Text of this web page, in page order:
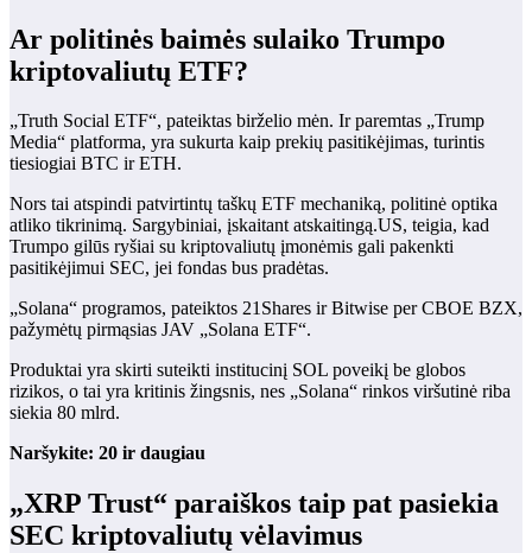
Ar politinės baimės sulaiko Trumpo
kriptovaliutų ETF?
„Truth Social ETF“, pateiktas birželio mėn. Ir paremtas „Trump
Media“ platforma, yra sukurta kaip prekių pasitikėjimas, turintis
tiesiogiai BTC ir ETH.
Nors tai atspindi patvirtintų taškų ETF mechaniką, politinė optika
atliko tikrinimą. Sargybiniai, įskaitant atskaitingą.US, teigia, kad
Trumpo gilūs ryšiai su kriptovaliutų įmonėmis gali pakenkti
pasitikėjimui SEC, jei fondas bus pradėtas.
„Solana“ programos, pateiktos 21Shares ir Bitwise per CBOE BZX,
pažymėtų pirmąsias JAV „Solana ETF“.
Produktai yra skirti suteikti institucinį SOL poveikį be globos
rizikos, o tai yra kritinis žingsnis, nes „Solana“ rinkos viršutinė riba
siekia 80 mlrd.
Naršykite: 20 ir daugiau
„XRP Trust“ paraiškos taip pat pasiekia
SEC kriptovaliutų vėlavimus